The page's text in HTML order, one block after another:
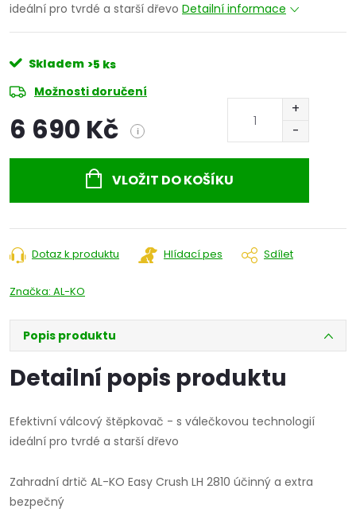
ideální pro tvrdé a starší dřevo Detailní informace
Skladem >5 ks
Možnosti doručení
6 690 Kč i
VLOŽIT DO KOŠÍKU
Dotaz k produktu Hlídací pes Sdílet
Značka: AL-KO
Popis produktu
Detailní popis produktu
Efektivní válcový štěpkovač - s válečkovou technologií
ideální pro tvrdé a starší dřevo
Zahradní drtič AL-KO Easy Crush LH 2810 účinný a extra
bezpečný